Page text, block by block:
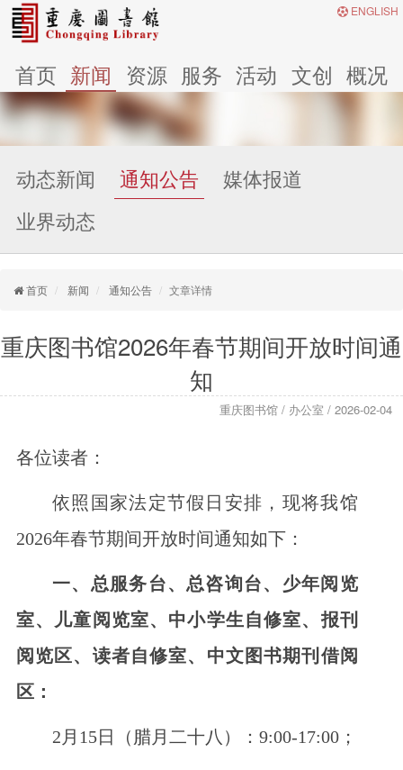
ENGLISH
首页 新闻 资源 服务 活动 文创 概况
动态新闻 通知公告
媒体报道
业界动态
首页 新闻 通知公告 文章详情
重庆图书馆2026年春节期间开放时间通
知
重庆图书馆 / 办公室 / 2026-02-04
各位读者：
依照国家法定节假日安排，现将我馆
2026年春节期间开放时间通知如下：
一、总服务台、总咨询台、少年阅览
室、儿童阅览室、中小学生自修室、报刊
阅览区、读者自修室、中文图书期刊借阅
区：
2月15日（腊月二十八）：9:00-17:00；